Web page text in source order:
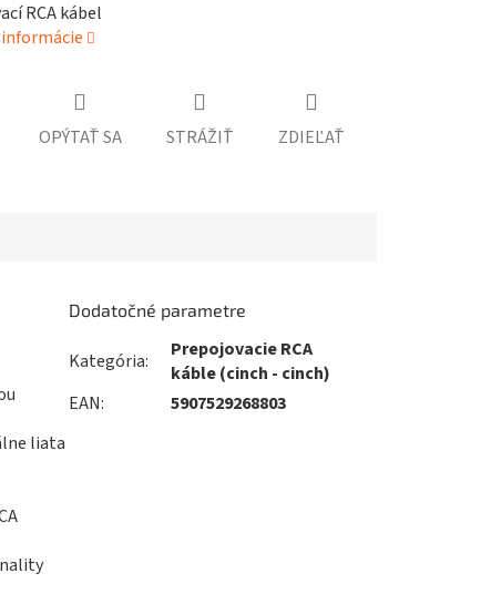
RCA kábel
OPÝTAŤ SA STRÁŽIŤ ZDIEĽAŤ
liata
Dodatočné parametre
Kategória:
Prepojovacie RCA
káble (cinch - cinch)
EAN: 5907529268803